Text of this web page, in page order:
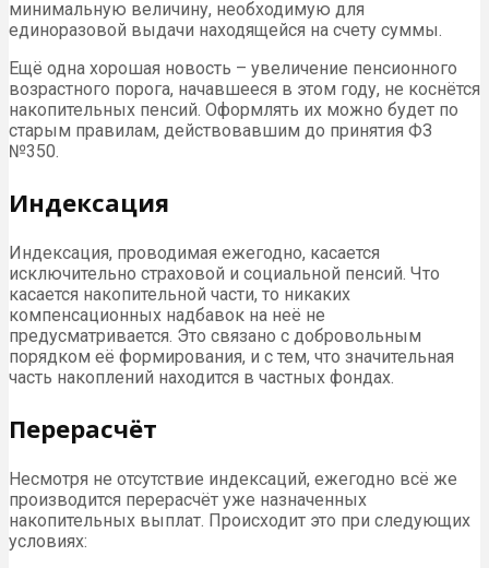
минимальную величину, необходимую для
единоразовой выдачи находящейся на счету суммы.
Ещё одна хорошая новость – увеличение пенсионного
возрастного порога, начавшееся в этом году, не коснётся
накопительных пенсий. Оформлять их можно будет по
старым правилам, действовавшим до принятия ФЗ
№350.
Индексация
Индексация, проводимая ежегодно, касается
исключительно страховой и социальной пенсий. Что
касается накопительной части, то никаких
компенсационных надбавок на неё не
предусматривается. Это связано с добровольным
порядком её формирования, и с тем, что значительная
часть накоплений находится в частных фондах.
Перерасчёт
Несмотря не отсутствие индексаций, ежегодно всё же
производится перерасчёт уже назначенных
накопительных выплат. Происходит это при следующих
условиях: